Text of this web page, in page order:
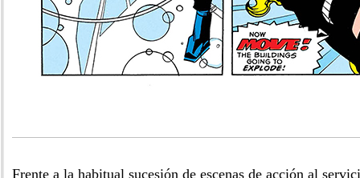
Frente a la habitual sucesión de escenas de acción al